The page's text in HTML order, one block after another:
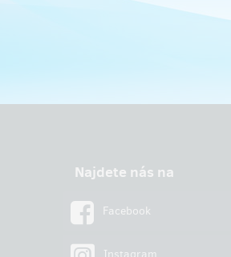
Najdete nás na
Facebook